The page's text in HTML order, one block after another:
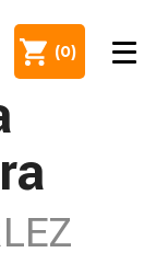
(0)